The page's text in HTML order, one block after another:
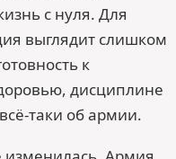
с нуля. Для
выглядит слишком
к
дисциплине
таки об армии.